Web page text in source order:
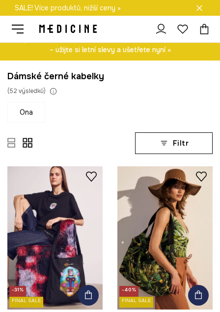
Doprava zdarma při nákupu nad 1 200 Kč
SALE! Více produktů, nižší ceny »
– užijte si letní slevy a ušetřete nyní »
Dámské černé kabelky
(52 výsledků)
ona
Filtr
-31%
FINAL SALE
-40%
FINAL SALE